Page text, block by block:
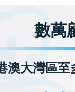
數萬
澳大灣區至